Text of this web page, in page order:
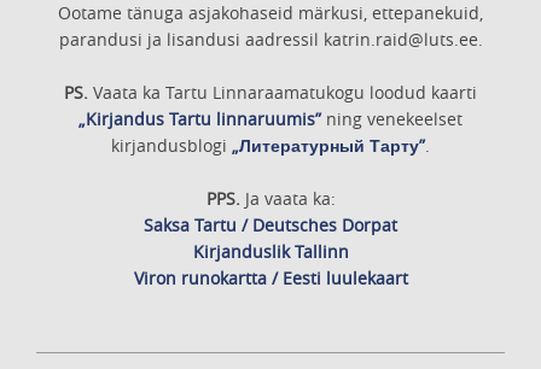
Ootame tänuga asjakohaseid märkusi, ettepanekuid,
parandusi ja lisandusi aadressil katrin.raid@luts.ee.
PS. Vaata ka Tartu Linnaraamatukogu loodud kaarti
„Kirjandus Tartu linnaruumis”ning venekeelset
kirjandusblogi „Литературный Тарту”.
PPS. Ja vaata ka:
Saksa Tartu / Deutsches Dorpat
Kirjanduslik Tallinn
Viron runokartta / Eesti luulekaart